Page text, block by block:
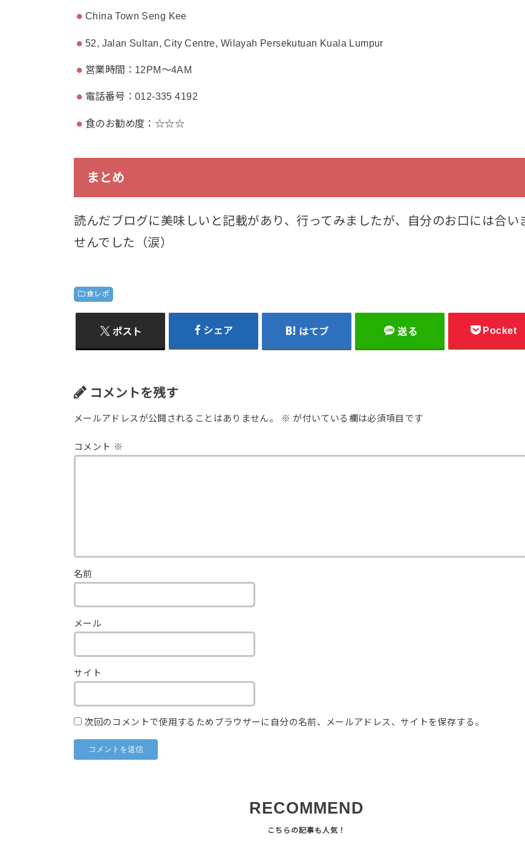
China Town Seng Kee
52, Jalan Sultan, City Centre, Wilayah Persekutuan Kuala Lumpur
営業時間：12PM～4AM
電話番号：012-335 4192
食のお勧め度：☆☆☆
まとめ
読んだブログに美味しいと記載があり、行ってみましたが、自分のお口には合い
せんでした（涙）
食レポ
ポスト シェア はてブ 送る Pocket
コメントを残す
メールアドレスが公開されることはありません。 ※ が付いている欄は必須項目です
コメント ※
名前
メール
サイト
次回のコメントで使用するためブラウザーに自分の名前、メールアドレス、サイトを保存する。
RECOMMEND